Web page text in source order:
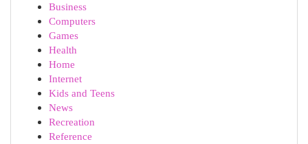
Business
Computers
Games
Health
Home
Internet
Kids and Teens
News
Recreation
Reference